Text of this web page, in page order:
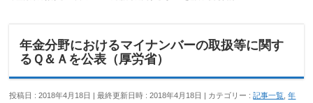
年金分野におけるマイナンバーの取扱等に関す
るＱ＆Ａを公表（厚労省）
投稿日 : 2018年4月18日 最終更新日時 : 2018年4月18日 カテゴリー :記事一覧 ,年